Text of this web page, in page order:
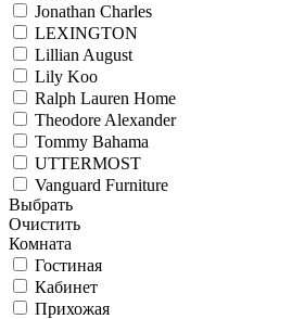
Jonathan Charles
LEXINGTON
Lillian August
Lily Koo
Ralph Lauren Home
Theodore Alexander
Tommy Bahama
UTTERMOST
Vanguard Furniture
Выбрать
Очистить
Комната
Гостиная
Кабинет
Прихожая